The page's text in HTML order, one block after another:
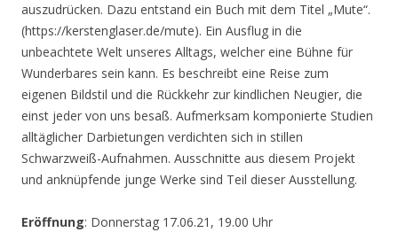
auszudrücken. Dazu entstand ein Buch mit dem Titel „Mute“.
(https://kerstenglaser.de/mute). Ein Ausflug in die
unbeachtete Welt unseres Alltags, welcher eine Bühne für
Wunderbares sein kann. Es beschreibt eine Reise zum
eigenen Bildstil und die Rückkehr zur kindlichen Neugier, die
einst jeder von uns besaß. Aufmerksam komponierte Studien
alltäglicher Darbietungen verdichten sich in stillen
Schwarzweiß-Aufnahmen. Ausschnitte aus diesem Projekt
und anknüpfende junge Werke sind Teil dieser Ausstellung.
Eröffnung: Donnerstag 17.06.21, 19.00 Uhr